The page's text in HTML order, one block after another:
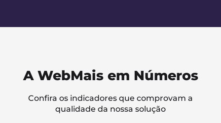
A WebMais em Números
Confira os indicadores que comprovam a
qualidade da nossa solução